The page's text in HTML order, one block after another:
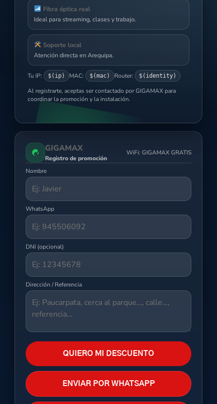
Fibra óptica real
Ideal para streaming, clases y trabajo.
Soporte local
Atención directa en Arequipa.
Tu IP: $(ip) MAC: $(mac) Router: $(identity)
Al registrarte, aceptas ser contactado por GIGAMAX para
coordinar la promoción y la instalación.
GIGAMAX
Registro de promoción
WiFi: GIGAMAX GRATIS
Nombre
WhatsApp
DNI (opcional)
Dirección / Referencia
QUIERO MI DESCUENTO
ENVIAR POR WHATSAPP